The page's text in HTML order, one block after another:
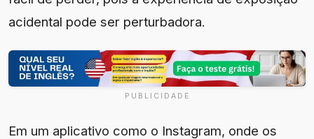
acidental pode ser perturbadora.
PUBLICIDADE
Em um aplicativo como o Instagram, onde os